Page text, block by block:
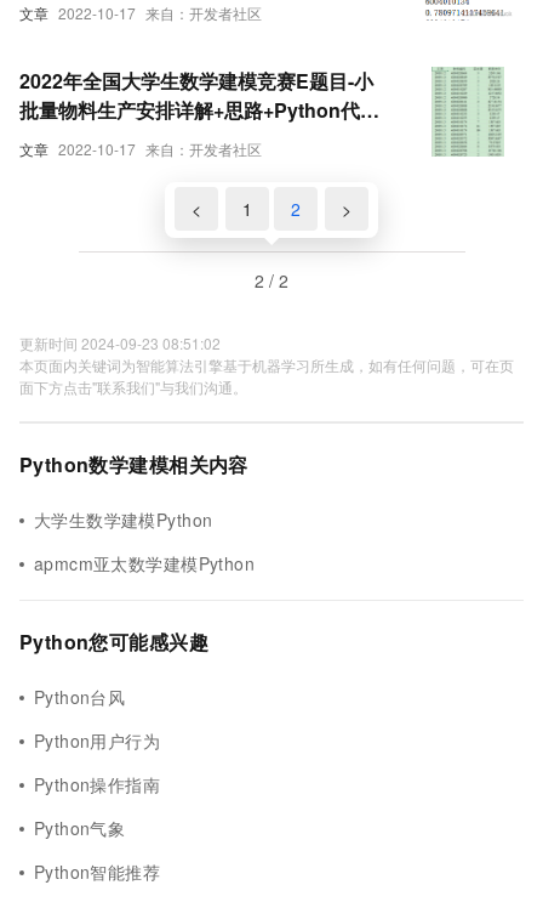
文章 2022-10-17 来自：开发者社区
文章 2022-10-17 来自：开发者社区
2022年全国大学生数学建模竞赛E题目-小
批量物料生产安排详解+思路+Python代码
时序预测模型(一)
< 1 2 >
2 / 2
更新时间 2024-09-23 08:51:02
本页面内关键词为智能算法引擎基于机器学习所生成，如有任何问题，可在页
面下方点击"联系我们"与我们沟通。
Python数学建模相关内容
大学生数学建模Python
apmcm亚太数学建模Python
Python您可能感兴趣
Python台风
Python用户行为
Python操作指南
Python气象
Python智能推荐